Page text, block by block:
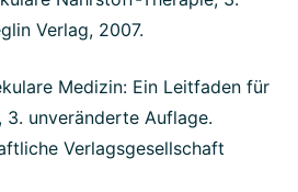
Verlag, 2007.
Medizin: Ein Leitfaden für
unveränderte Auflage.
Verlagsgesellschaft